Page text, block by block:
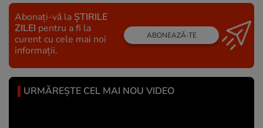
Abonați-vă la ȘTIRILE
ZILEI pentru a fi la
curent cu cele mai noi
informații.
ABONEAZĂ-TE
URMĂREȘTE CEL MAI NOU VIDEO